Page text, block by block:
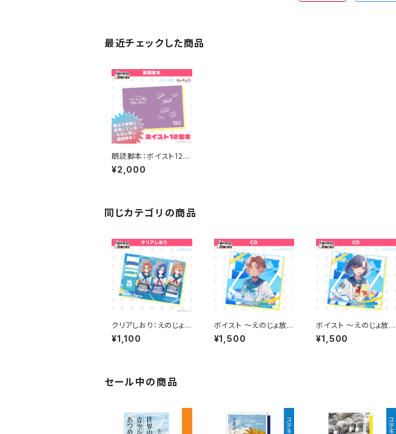
最近チェックした商品
朗読脚本：ボイスト12
～あかねさす＋えのじょ
放送部「あかねさす紫
¥2,000
同じカテゴリの商品
クリアしおり：えのじょ放
送部
¥1,100
ボイスト ～えのじょ放送
部 2ndシングル～ CD
¥1,500
ボイスト ～えのじょ放送
部 1stシングル～ CD
¥1,500
セール中の商品